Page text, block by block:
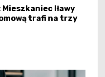
Iławy
trafi na trzy